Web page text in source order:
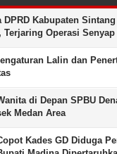
Kabupaten
Terjaring Operasi
Lalin dan
di Depan SPBU
Medan Area
Kades GD Diduga